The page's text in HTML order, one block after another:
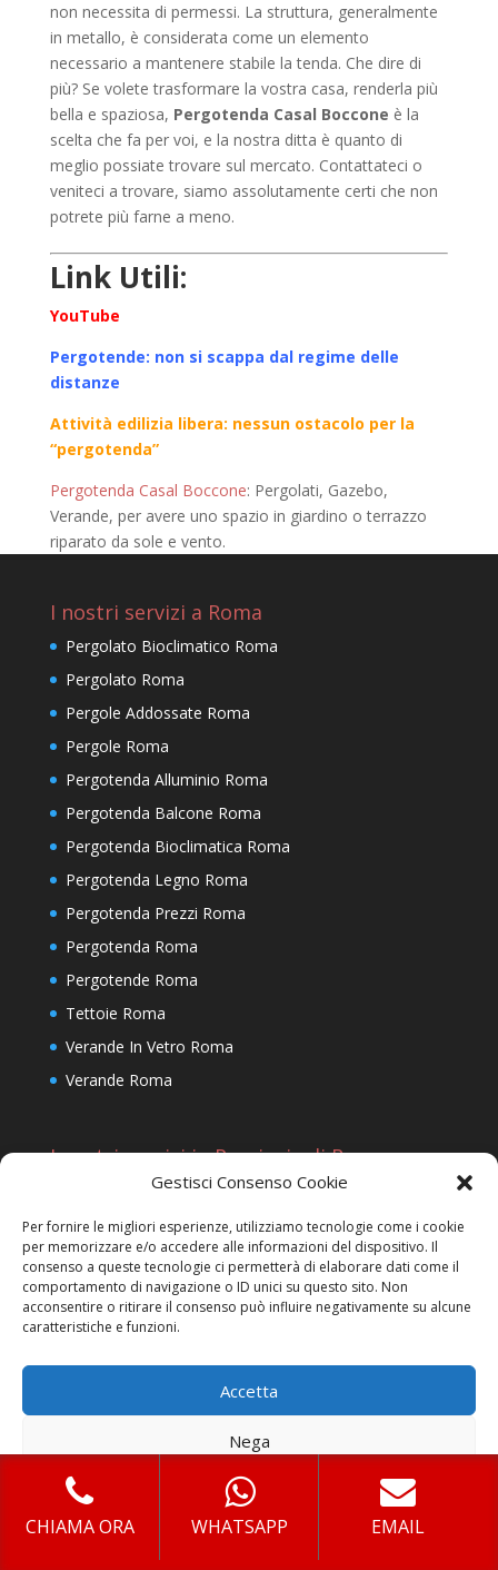
Gestisci Consenso Cookie
Per fornire le migliori esperienze, utilizziamo tecnologie come i cookie
per memorizzare e/o accedere alle informazioni del dispositivo. Il
consenso a queste tecnologie ci permetterà di elaborare dati come il
comportamento di navigazione o ID unici su questo sito. Non
acconsentire o ritirare il consenso può influire negativamente su alcune
caratteristiche e funzioni.
Accetta
Nega
Visualizza le preferenze
non necessita di permessi. La struttura, generalmente
in metallo, è considerata come un elemento
necessario a mantenere stabile la tenda. Che dire di
più? Se volete trasformare la vostra casa, renderla più
bella e spaziosa, Pergotenda Casal Boccone è la
scelta che fa per voi, e la nostra ditta è quanto di
meglio possiate trovare sul mercato. Contattateci o
veniteci a trovare, siamo assolutamente certi che non
potrete più farne a meno.
Link Utili:
YouTube
Pergotende: non si scappa dal regime delle
distanze
Attività edilizia libera: nessun ostacolo per la
“pergotenda”
Pergotenda Casal Boccone: Pergolati, Gazebo,
Verande, per avere uno spazio in giardino o terrazzo
riparato da sole e vento.
I nostri servizi a Roma
Pergolato Bioclimatico Roma
Pergolato Roma
Pergole Addossate Roma
Pergole Roma
Pergotenda Alluminio Roma
Pergotenda Balcone Roma
Pergotenda Bioclimatica Roma
Pergotenda Legno Roma
Pergotenda Prezzi Roma
Pergotenda Roma
Pergotende Roma
Tettoie Roma
Verande In Vetro Roma
Verande Roma
I nostri servizi in Provincia di Roma
Pergotenda Prezzi Trastevere Roma
Pergotenda Legno Tor Fiscale Roma
Pergotenda Via Barberini Roma
Tettoie Anzio
Pergolato Bioclimatico San Giuliano
Pergotenda Prezzi Isola Sacra
Pergotenda Prezzi San Cesareo
Pergotenda Balcone Casaccia
Pergotenda Legno Casaletto
Pergolato Bioclimatico Torresina
CHIAMA ORA WHATSAPP EMAIL